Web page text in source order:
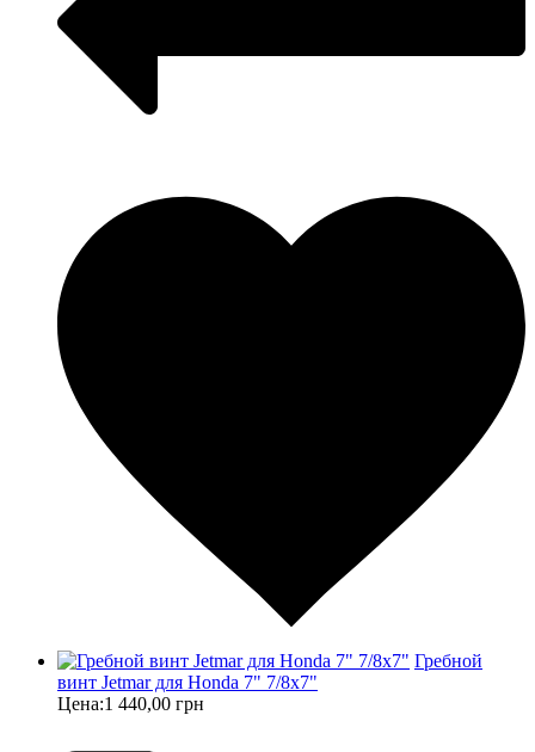
Гребной
винт Jetmar для Honda 7" 7/8x7"
Цена:1 440,00 грн